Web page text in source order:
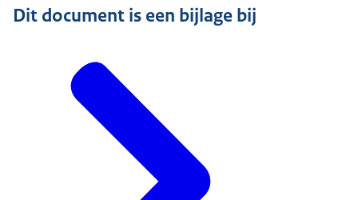
Dit document is een bijlage bij